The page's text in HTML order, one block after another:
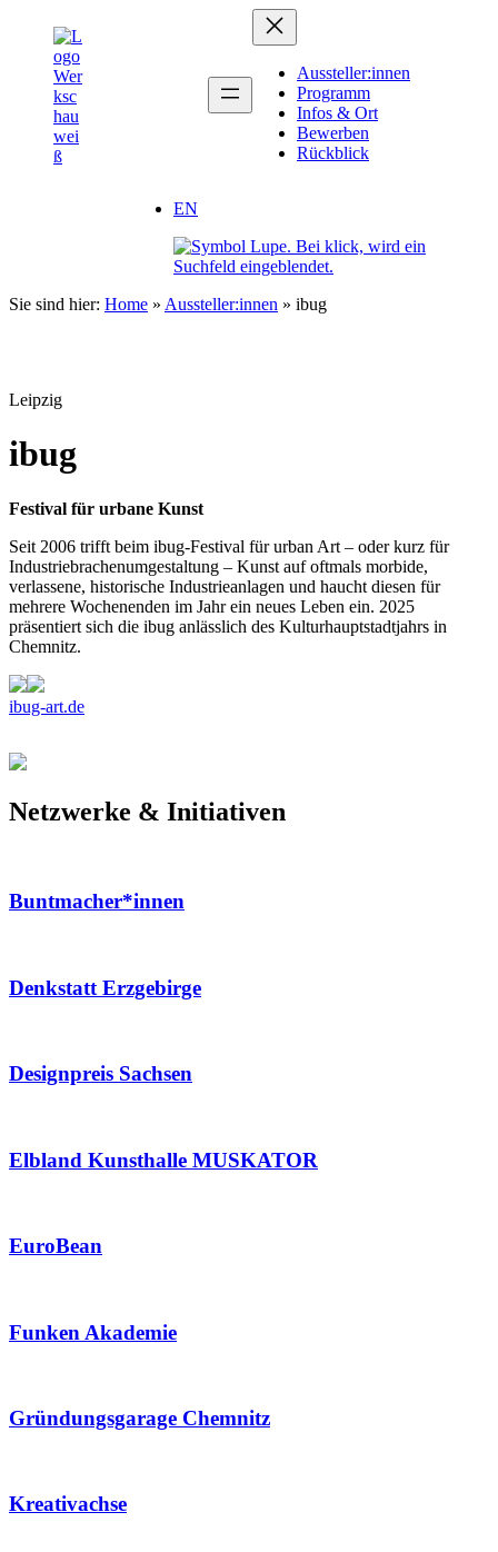
springen
Aussteller:innen
Programm
Infos & Ort
Bewerben
Rückblick
EN
Sie sind hier: Home » Aussteller:innen » ibug
Leipzig
ibug
Festival für urbane Kunst
Seit 2006 trifft beim ibug-Festival für urban Art – oder kurz für
Industriebrachenumgestaltung – Kunst auf oftmals morbide,
verlassene, historische Industrieanlagen und haucht diesen für
mehrere Wochenenden im Jahr ein neues Leben ein. 2025
präsentiert sich die ibug anlässlich des Kulturhauptstadtjahrs in
Chemnitz.
ibug-art.de
Netzwerke & Initiativen
Buntmacher*innen
Denkstatt Erzgebirge
Designpreis Sachsen
Elbland Kunsthalle MUSKATOR
EuroBean
Funken Akademie
Gründungsgarage Chemnitz
Kreativachse